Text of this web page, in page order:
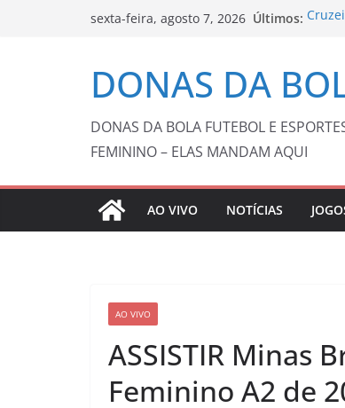
sexta-feira, agosto 7, 2026 Últimos:
200
DONAS DA
DONAS DA BOLA FUTEBOL E
FEMININO – ELAS MANDAM AQUI
AO VIVO NOTÍCIAS
AO VIVO
ASSISTIR Minas
Feminino A2 de